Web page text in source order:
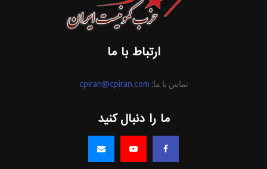
ارتباط با ما
تماس با ما: cpiran@cpiran.com
ما را دنبال کنید